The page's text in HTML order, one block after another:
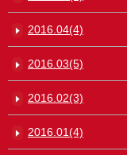
2016.04(4)
2016.03(5)
2016.02(3)
2016.01(4)